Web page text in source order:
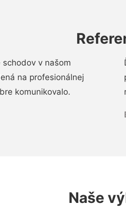
schodov v našom
na profesionálnej
komunikovalo.
Naše